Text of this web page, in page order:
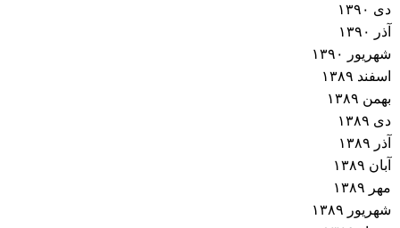
دی ۱۳۹۰
آذر ۱۳۹۰
شهریور ۱۳۹۰
اسفند ۱۳۸۹
بهمن ۱۳۸۹
دی ۱۳۸۹
آذر ۱۳۸۹
آبان ۱۳۸۹
مهر ۱۳۸۹
شهریور ۱۳۸۹